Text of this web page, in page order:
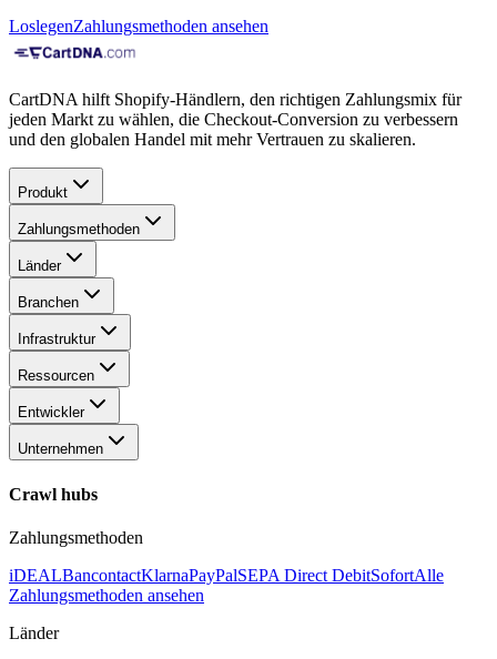
LoslegenZahlungsmethoden ansehen
CartDNA hilft Shopify-Händlern, den richtigen Zahlungsmix für
jeden Markt zu wählen, die Checkout-Conversion zu verbessern
und den globalen Handel mit mehr Vertrauen zu skalieren.
Produkt
Zahlungsmethoden
Länder
Branchen
Infrastruktur
Ressourcen
Entwickler
Unternehmen
Crawl hubs
Zahlungsmethoden
iDEALBancontactKlarnaPayPalSEPA Direct DebitSofortAlle
Zahlungsmethoden ansehen
Länder